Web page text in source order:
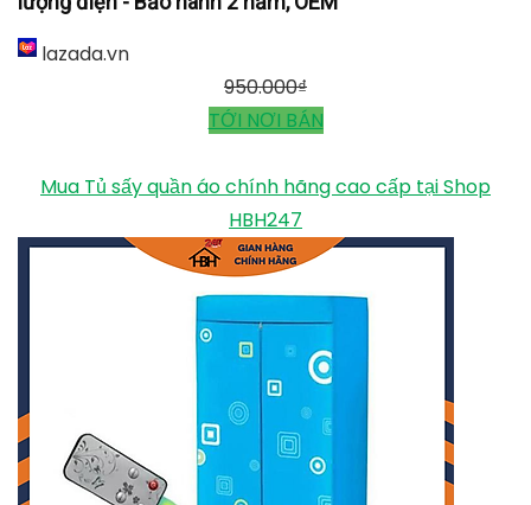
Tủ sấy quần áo Panasonic HD-882F tiết kiện năng
lượng điện - Bảo hành 2 năm, OEM
lazada.vn